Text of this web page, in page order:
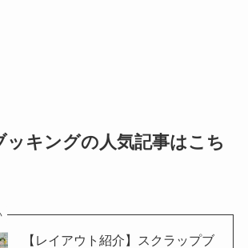
ッキングの人気記事はこち
【レイアウト紹介】スクラップブ